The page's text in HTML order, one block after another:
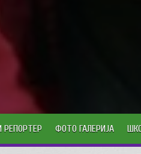
РЕПОРТЕР ФОТО ГАЛЕРИЈА